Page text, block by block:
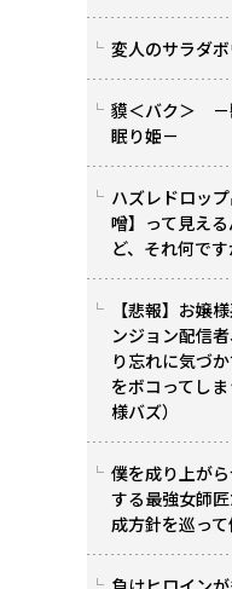
変人のサラダ
貘＜バク＞ －
眠り姫－
ハズレドロッ
噌】って見え
ど、それ何です
【悲報】お嬢
ンジョン配信
り忘れに気づ
をボコってし
様バズ）
僕を成り上が
する最強女師
成方針を巡っ